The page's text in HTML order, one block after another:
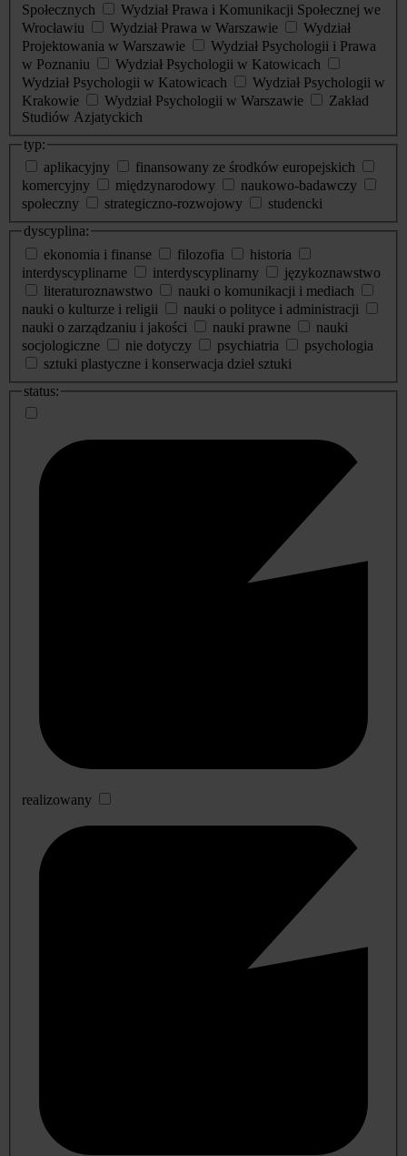
Społecznych
Wydział Prawa i Komunikacji Społecznej we
Wrocławiu
Wydział Prawa w Warszawie
Wydział
Projektowania w Warszawie
Wydział Psychologii i Prawa
w Poznaniu
Wydział Psychologii w Katowicach
Wydział Psychologii w Katowicach
Wydział Psychologii w
Krakowie
Wydział Psychologii w Warszawie
Zakład
Studiów Azjatyckich
typ:
aplikacyjny
finansowany ze środków europejskich
komercyjny
międzynarodowy
naukowo-badawczy
społeczny
strategiczno-rozwojowy
studencki
dyscyplina:
ekonomia i finanse
filozofia
historia
interdyscyplinarne
interdyscyplinarny
językoznawstwo
literaturoznawstwo
nauki o komunikacji i mediach
nauki o kulturze i religii
nauki o polityce i administracji
nauki o zarządzaniu i jakości
nauki prawne
nauki
socjologiczne
nie dotyczy psychiatria
psychologia
sztuki plastyczne i konserwacja dzieł sztuki
status:
realizowany